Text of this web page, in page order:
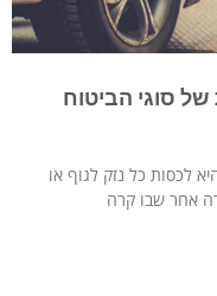
סוגי הביטוח
לכסות כל נזק לגוף או
אחר שבו קרה